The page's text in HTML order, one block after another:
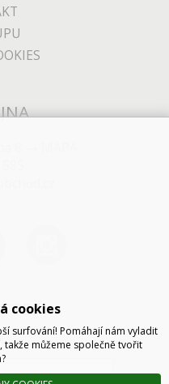
cookies
surfování! Pomáhají nám vyladit
takže můžeme společně tvořit